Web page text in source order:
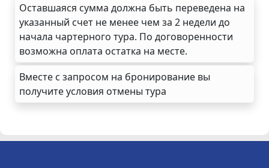
Оставшаяся сумма должна быть переведена на
указанный счет не менее чем за 2 недели до
начала чартерного тура. По договоренности
возможна оплата остатка на месте.
Вместе с запросом на бронирование вы
получите условия отмены тура